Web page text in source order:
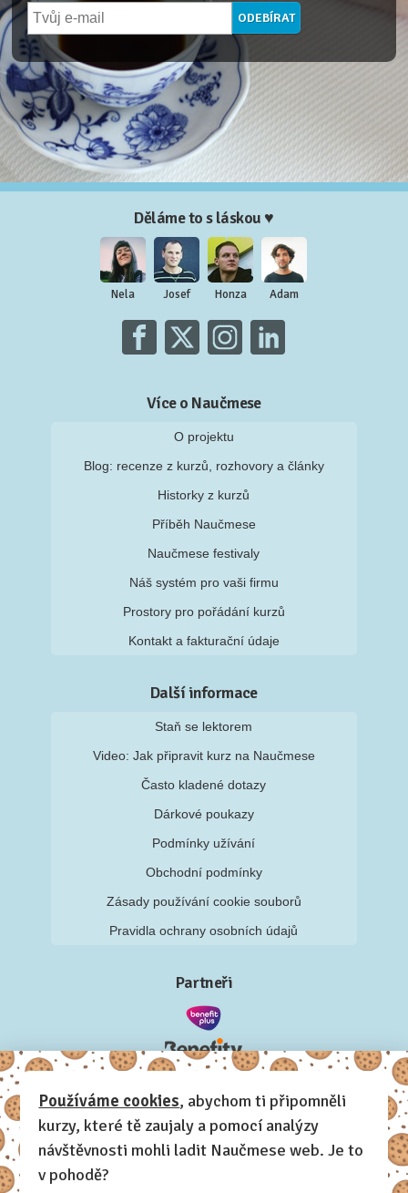
Děláme to s láskou ♥
Nela Josef Honza Adam
Více o Naučmese
O projektu
Blog: recenze z kurzů, rozhovory a články
Historky z kurzů
Příběh Naučmese
Naučmese festivaly
Náš systém pro vaši firmu
Prostory pro pořádání kurzů
Kontakt a fakturační údaje
Další informace
Staň se lektorem
Video: Jak připravit kurz na Naučmese
Často kladené dotazy
Dárkové poukazy
Podmínky užívání
Obchodní podmínky
Zásady používání cookie souborů
Pravidla ochrany osobních údajů
Partneři
Používáme cookies, abychom ti připomněli
kurzy, které tě zaujaly a pomocí analýzy
návštěvnosti mohli ladit Naučmese web. Je to
v pohodě?